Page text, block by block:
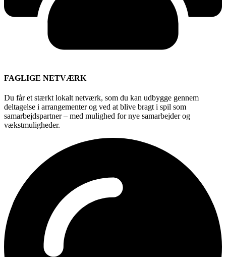
FAGLIGE NETVÆRK
Du får et stærkt lokalt netværk, som du kan udbygge gennem
deltagelse i arrangementer og ved at blive bragt i spil som
samarbejdspartner – med mulighed for nye samarbejder og
vækstmuligheder.